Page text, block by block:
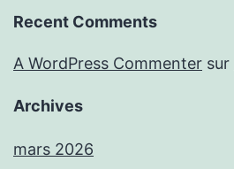
Recent Comments
A WordPress Commenter sur
Archives
mars 2026